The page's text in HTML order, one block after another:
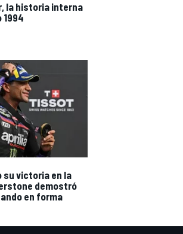
la historia interna
1994
su victoria en la
demostró
en forma